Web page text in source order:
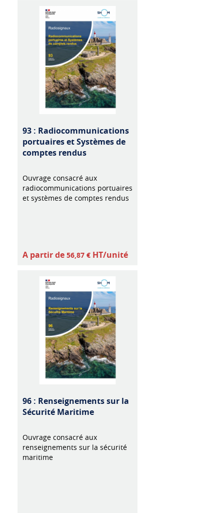
93 : Radiocommunications
portuaires et Systèmes de
comptes rendus
Ouvrage consacré aux
radiocommunications portuaires
et systèmes de comptes rendus
A partir de 56,87 € HT/unité
96 : Renseignements sur la
Sécurité Maritime
Ouvrage consacré aux
renseignements sur la sécurité
maritime